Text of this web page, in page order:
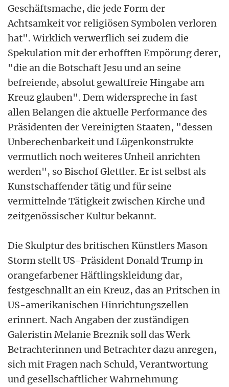
Geschäftsmache, die jede Form der
Achtsamkeit vor religiösen Symbolen verloren
hat". Wirklich verwerflich sei zudem die
Spekulation mit der erhofften Empörung derer,
"die an die Botschaft Jesu und an seine
befreiende, absolut gewaltfreie Hingabe am
Kreuz glauben". Dem widerspreche in fast
allen Belangen die aktuelle Performance des
Präsidenten der Vereinigten Staaten, "dessen
Unberechenbarkeit und Lügenkonstrukte
vermutlich noch weiteres Unheil anrichten
werden", so Bischof Glettler. Er ist selbst als
Kunstschaffender tätig und für seine
vermittelnde Tätigkeit zwischen Kirche und
zeitgenössischer Kultur bekannt.
Die Skulptur des britischen Künstlers Mason
Storm stellt US-Präsident Donald Trump in
orangefarbener Häftlingskleidung dar,
festgeschnallt an ein Kreuz, das an Pritschen in
US-amerikanischen Hinrichtungszellen
erinnert. Nach Angaben der zuständigen
Galeristin Melanie Breznik soll das Werk
Betrachterinnen und Betrachter dazu anregen,
sich mit Fragen nach Schuld, Verantwortung
und gesellschaftlicher Wahrnehmung